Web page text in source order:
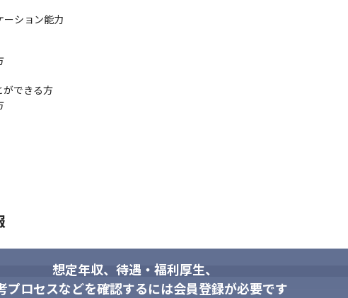
ーション能力
ができる方
想定年収、待遇・福利厚生、
プロセスなどを確認するには会員登録が必要です